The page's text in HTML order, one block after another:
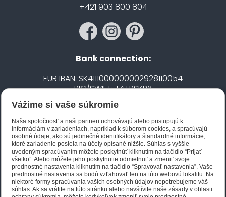
+421 903 800 804
Bank connection:
EUR IBAN: SK4111000000002928110054
BIC/SWIFT: TATRSKBX
CZK IBAN: CZ5020100000002101752606
BIC/SWIFT: FIOBCZPPXXX
Biano STAR
Vážime si vaše súkromie
Naša spoločnosť a naši partneri uchovávajú alebo pristupujú k
informáciám v zariadeniach, napríklad k súborom cookies, a spracúvajú
osobné údaje, ako sú jedinečné identifikátory a štandardné informácie,
ktoré zariadenie posiela na účely opísané nižšie. Súhlas s vyššie
uvedeným spracúvaním môžete poskytnúť kliknutím na tlačidlo “Prijať
všetko”. Alebo môžete jeho poskytnutie odmietnuť a zmeniť svoje
prednostné nastavenia kliknutím na tlačidlo “Spravovať nastavenia”. Vaše
prednostné nastavenia sa budú vzťahovať len na túto webovú lokalitu. Na
niektoré formy spracúvania vašich osobných údajov nepotrebujeme váš
súhlas. Ak sa vrátite na túto stránku alebo navštívite naše zásady v oblasti